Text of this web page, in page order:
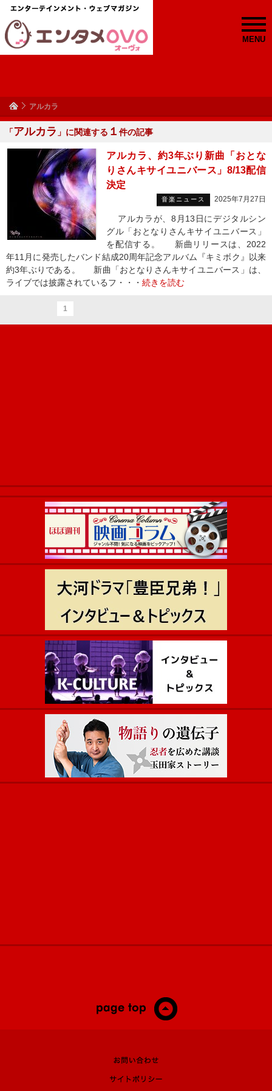
MENU
アルカラ
「アルカラ 」に関連する １ 件の記事
アルカラ、約3年ぶり新曲「おとな
りさんキサイユニバース」8/13配信
決定
音楽ニュース 2025年7月27日
アルカラが、8月13日にデジタルシン
グル「おとなりさんキサイユニバース」
を配信する。 新曲リリースは、2022
年11月に発売したバンド結成20周年記念アルバム『キミボク』以来
約3年ぶりである。 新曲「おとなりさんキサイユニバース」は、
ライブでは披露されているフ・・・ 続きを読む
1